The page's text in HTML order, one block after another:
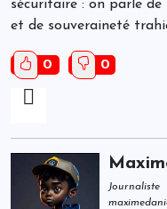
sécuritaire : on parle de
et de souveraineté
0 0
Journaliste